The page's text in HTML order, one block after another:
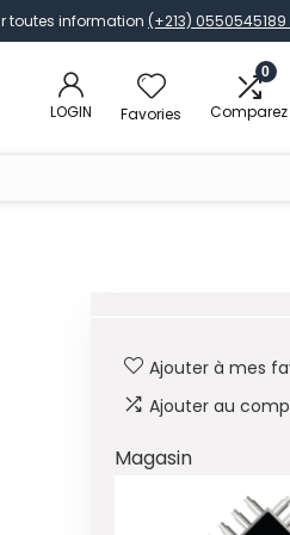
toutes information (+213) 0550545189
LOGIN Favories
0
Comparez
Ajouter à mes
Ajouter au
Magasin